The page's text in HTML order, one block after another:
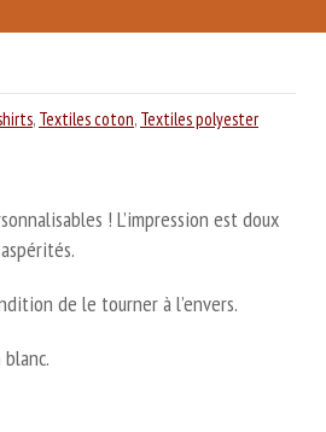
, Textiles coton, Textiles polyester
! L’impression est doux
de le tourner à l’envers.